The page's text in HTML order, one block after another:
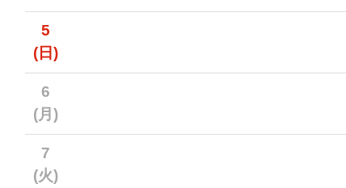
5
(日)
6
(月)
7
(火)